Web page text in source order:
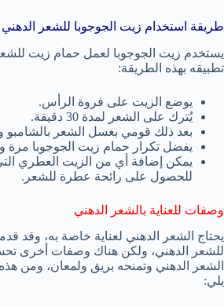
طريقة استخدام زيت الجوجوبا للشعر الدهني
يستخدم زيت الجوجوبا لعمل حمام زيت
تطبيقه بهذه الطريقة:
يوضع الزيت على فروة الرأس.
يُترك على الشعر لمدة 30 دقيقة.
بعد ذلك قومي بغسل الشعر بالشامبو
يفضل تكرار حمام زيت الجوجوبا مرة
يمكن إضافة أي من الزيت العطري
للحصول على رائحة عطرة للشعر.
وصفات للعناية بالشعر الدهني
يحتاج الشعر الدهني لعناية خاصة به، وقد
للشعر الدهني، ولكن هناك وصفات أخرى
الشعر الدهني وتمنحه بريق ولمعان، ومن
يلي: